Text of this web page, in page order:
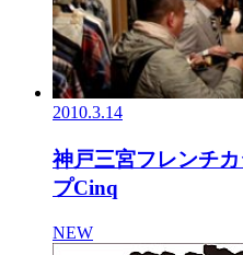
2010.3.14
神戸三宮フレンチ
プCinq
NEW